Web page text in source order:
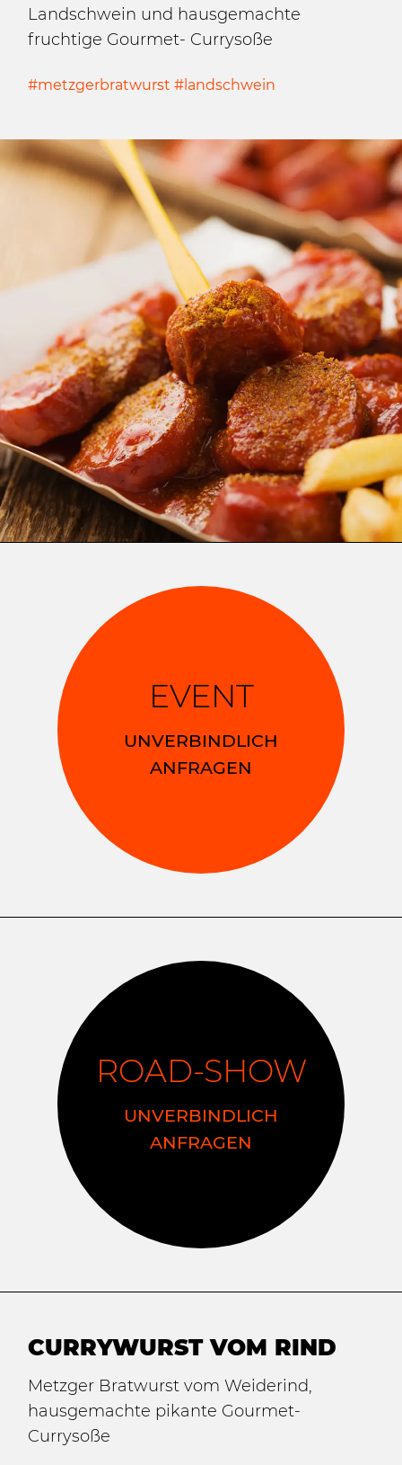
Landschwein und hausgemachte
fruchtige Gourmet- Currysoße
#metzgerbratwurst #landschwein
EVENT
UNVERBINDLICH
ANFRAGEN
ROAD-SHOW
UNVERBINDLICH
ANFRAGEN
CURRYWURST VOM RIND
Metzger Bratwurst vom Weiderind,
hausgemachte pikante Gourmet-
Currysoße